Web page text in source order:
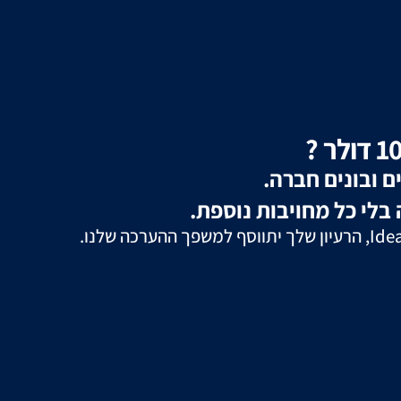
ובונים חברה.
לאחר הגשה והסכמה על התנאים של IdeaFund, הרעיון שלך יתווסף למשפך ההערכה שלנו.